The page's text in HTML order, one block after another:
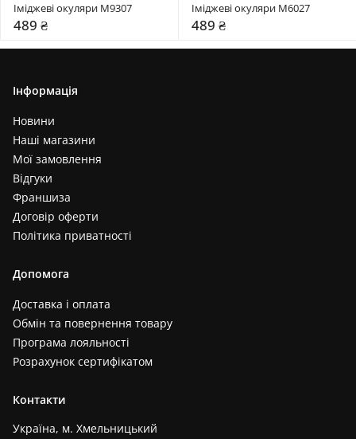
Іміджеві окуляри М9307
489 ₴
Іміджеві окуляри М6027
489 ₴
Інформація
Новини
Наші магазини
Мої замовлення
Відгуки
Франшиза
Договір оферти
Політика приватності
Допомога
Доставка і оплата
Обмін та повернення товару
Програма лояльності
Розрахунок сертифікатом
Контакти
Україна, м. Хмельницький